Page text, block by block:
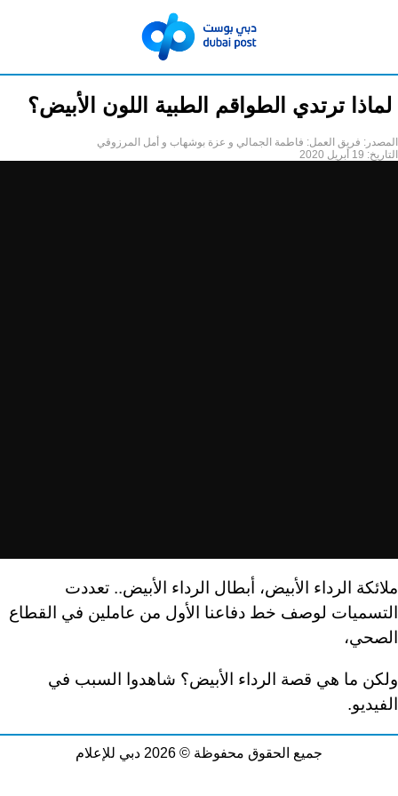
​ لماذا ترتدي الطواقم الطبية اللون الأبيض؟
المصدر: فريق العمل: فاطمة الجمالي و عزة بوشهاب و أمل المرزوقي
التاريخ: 19 أبريل 2020
ملائكة الرداء الأبيض، أبطال الرداء الأبيض.. تعددت
التسميات لوصف خط دفاعنا الأول من عاملين في القطاع
الصحي،
ولكن ما هي قصة الرداء الأبيض​؟ شاهدوا السبب في
الفيديو.
جميع الحقوق محفوظة © 2026 دبي للإعلام